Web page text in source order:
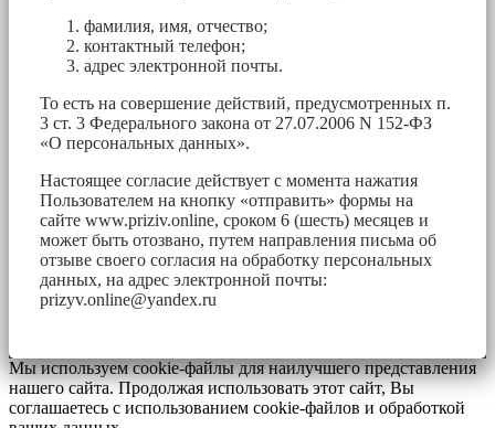
фамилия, имя, отчество;
контактный телефон;
адрес электронной почты.
То есть на совершение действий, предусмотренных п.
3 ст. 3 Федерального закона от 27.07.2006 N 152-ФЗ
«О персональных данных».
Настоящее согласие действует с момента нажатия
Пользователем на кнопку «отправить» формы на
сайте www.priziv.online, сроком 6 (шесть) месяцев и
может быть отозвано, путем направления письма об
отзыве своего согласия на обработку персональных
данных, на адрес электронной почты:
prizyv.online@yandex.ru
Мы используем cookie-файлы для наилучшего представления
нашего сайта. Продолжая использовать этот сайт, Вы
соглашаетесь с использованием cookie-файлов и обработкой